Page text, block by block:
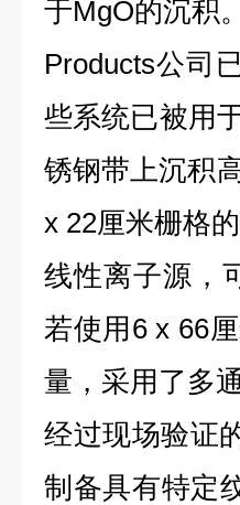
于MgO的沉积
Products公司
些系统已被用
锈钢带上沉积
x 22厘米栅格
线性离子源，
若使用6 x 66
量，采用了多
经过现场验证
制备具有特定